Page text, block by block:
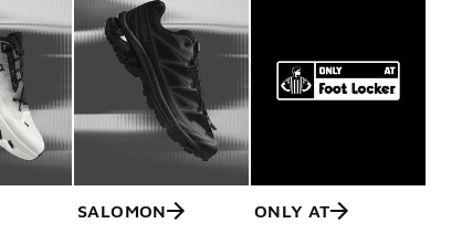
SALOMON ONLY AT